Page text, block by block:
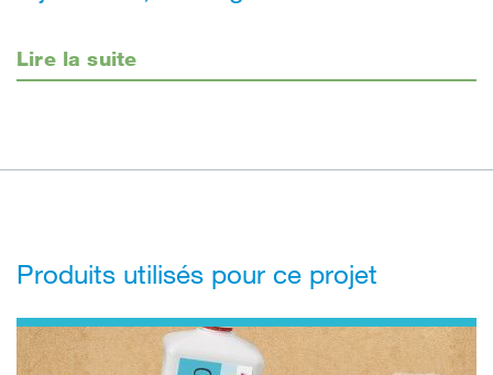
Lire la suite
Produits utilisés pour ce projet